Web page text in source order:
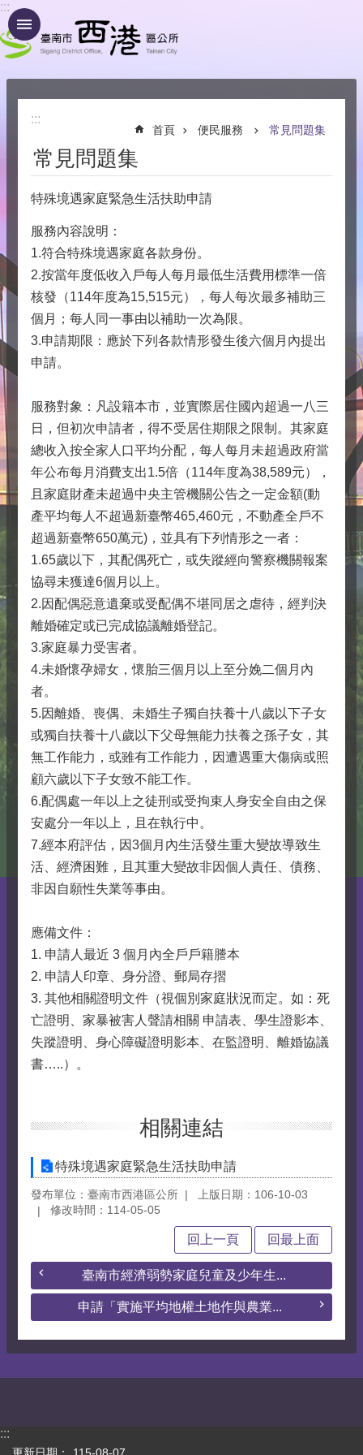
跳到主要內容區塊
:::
:::
首頁 便民服務 常見問題集
常見問題集
特殊境遇家庭緊急生活扶助申請
服務內容說明：
1.符合特殊境遇家庭各款身份。
2.按當年度低收入戶每人每月最低生活費用標準一倍
核發（114年度為15,515元​），每人每次最多補助三
個月；每人同一事由以補助一次為限。
3.申請期限：應於下列各款情形發生後六個月內提出
申請。
服務對象：凡設籍本市，並實際居住國內超過一八三
日，但初次申請者，得不受居住期限之限制。其家庭
總收入按全家人口平均分配，每人每月未超過政府當
年公布每月消費支出1.5倍（114年度為38,589元），
且家庭財產未超過中央主管機關公告之一定金額(動
產平均每人不超過新臺幣465,460元，不動產全戶不
超過新臺幣650萬元)，並具有下列情形之一者：
1.65歲以下，其配偶死亡，或失蹤經向警察機關報案
協尋未獲達6個月以上。
2.因配偶惡意遺棄或受配偶不堪同居之虐待，經判決
離婚確定或已完成協議離婚登記。
3.家庭暴力受害者。
4.未婚懷孕婦女，懷胎三個月以上至分娩二個月內
者。
5.因離婚、喪偶、未婚生子獨自扶養十八歲以下子女
或獨自扶養十八歲以下父母無能力扶養之孫子女，其
無工作能力，或雖有工作能力，因遭遇重大傷病或照
顧六歲以下子女致不能工作。
6.配偶處一年以上之徒刑或受拘束人身安全自由之保
安處分一年以上，且在執行中。
7.經本府評估，因3個月內生活發生重大變故導致生
活、經濟困難，且其重大變故非因個人責任、債務、
非因自願性失業等事由。
應備文件：
1. 申請人最近 3 個月內全戶戶籍謄本
2. 申請人印章、身分證、郵局存摺
3. 其他相關證明文件（視個別家庭狀況而定。如：死
亡證明、家暴被害人聲請相關 申請表、學生證影本、
失蹤證明、身心障礙證明影本、在監證明、離婚協議
書…..）。
相關連結
特殊境遇家庭緊急生活扶助申請
發布單位：臺南市西港區公所
上版日期：106-10-03
修改時間：114-05-05
回上一頁 回最上面
臺南市經濟弱勢家庭兒童及少年生...
申請「實施平均地權土地作與農業...
:::